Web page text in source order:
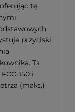
tę
przyciski
Ta
150 i
(maks.)